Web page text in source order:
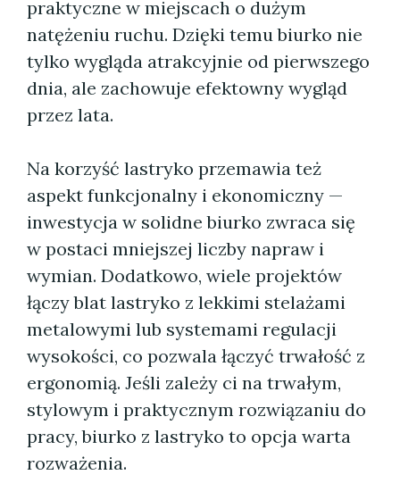
praktyczne w miejscach o dużym
natężeniu ruchu. Dzięki temu biurko nie
tylko wygląda atrakcyjnie od pierwszego
dnia, ale zachowuje efektowny wygląd
przez lata.
Na korzyść lastryko przemawia też
aspekt funkcjonalny i ekonomiczny —
inwestycja w solidne biurko zwraca się
w postaci mniejszej liczby napraw i
wymian. Dodatkowo, wiele projektów
łączy blat lastryko z lekkimi stelażami
metalowymi lub systemami regulacji
wysokości, co pozwala łączyć trwałość z
ergonomią. Jeśli zależy ci na trwałym,
stylowym i praktycznym rozwiązaniu do
pracy, biurko z lastryko to opcja warta
rozważenia.